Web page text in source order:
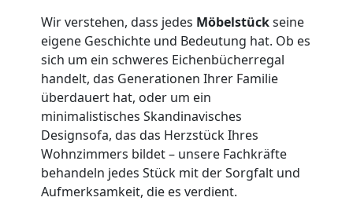
Wir verstehen, dass jedes Möbelstückseine
eigene Geschichte und Bedeutung hat. Ob es
sich um ein schweres Eichenbücherregal
handelt, das Generationen Ihrer Familie
überdauert hat, oder um ein
minimalistisches Skandinavisches
Designsofa, das das Herzstück Ihres
Wohnzimmers bildet – unsere Fachkräfte
behandeln jedes Stück mit der Sorgfalt und
Aufmerksamkeit, die es verdient.
Möbellift
Feldkirch
Übersiedlung
Feldkirch